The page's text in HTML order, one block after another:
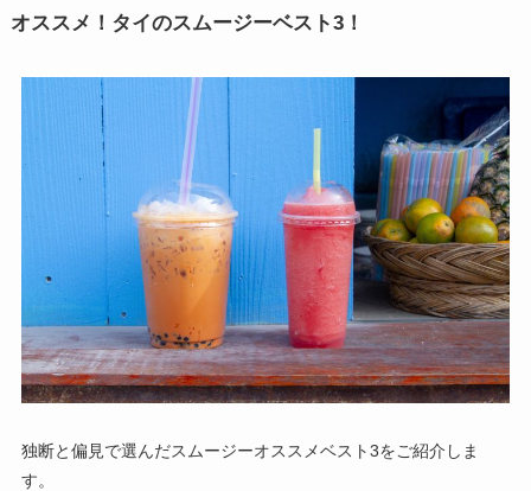
オススメ！タイのスムージーベスト3！
独断と偏見で選んだスムージーオススメベスト3をご紹介しま
す。